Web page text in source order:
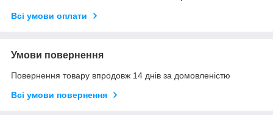
Всі умови оплати
Умови повернення
Повернення товару впродовж 14 днів за домовленістю
Всі умови повернення